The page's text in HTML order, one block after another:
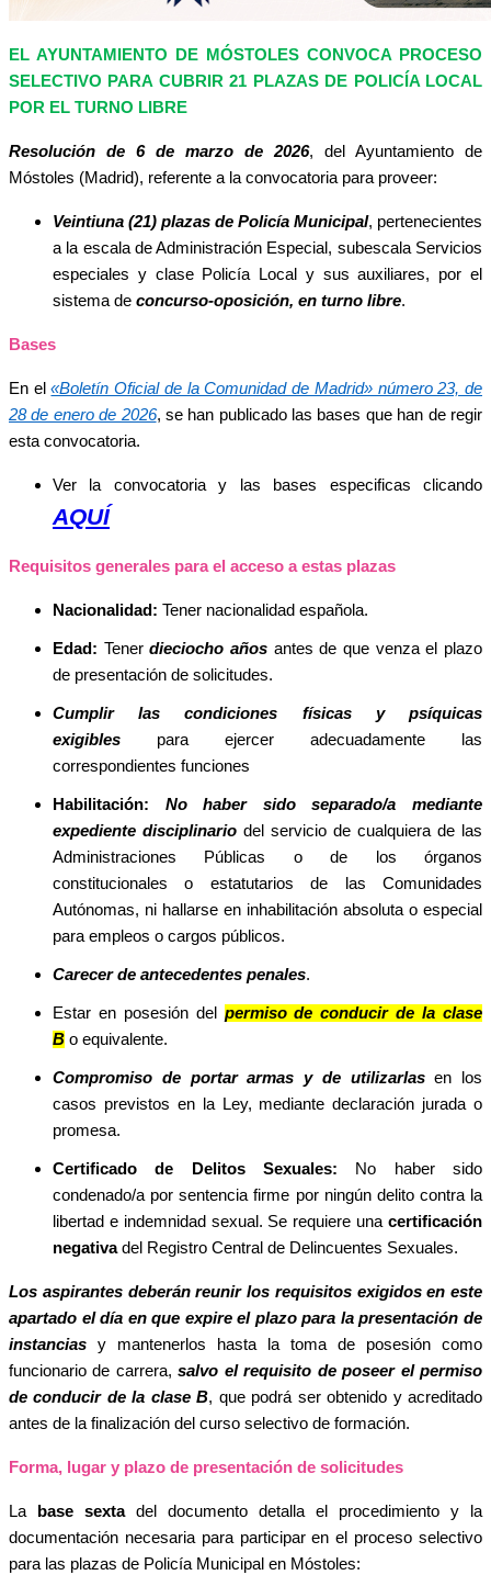
EL AYUNTAMIENTO DE MÓSTOLES CONVOCA PROCESO
SELECTIVO PARA CUBRIR 21 PLAZAS DE POLICÍA LOCAL
POR EL TURNO LIBRE
Resolución de 6 de marzo de 2026, del Ayuntamiento de
Móstoles (Madrid), referente a la convocatoria para proveer:
Veintiuna (21) plazas de Policía Municipal, pertenecientes
a la escala de Administración Especial, subescala Servicios
especiales y clase Policía Local y sus auxiliares, por el
sistema de concurso-oposición, en turno libre.
Bases
En el«Boletín Oficial de la Comunidad de Madrid» número 23, de
28 de enero de 2026, se han publicado las bases que han de regir
esta convocatoria.
Ver la convocatoria y las bases especificas clicando
AQUÍ
Requisitos generales para el acceso a estas plazas
Nacionalidad: Tener nacionalidad española.
Edad: Tenerdieciocho años antes de que venza el plazo
de presentación de solicitudes.
Cumplir las condiciones físicas y psíquicas
exigibles para ejercer adecuadamente las
correspondientes funciones
Habilitación:
No haber sido separado/a mediante
expediente disciplinario del servicio de cualquiera de las
Administraciones Públicas o de los órganos
constitucionales o estatutarios de las Comunidades
Autónomas, ni hallarse en inhabilitación absoluta o especial
para empleos o cargos públicos.
Carecer de antecedentes penales.
Estar en posesión del permiso de conducir de la clase
B o equivalente.
Compromiso de portar armas y de utilizarlasen los
casos previstos en la Ley, mediante declaración jurada o
promesa.
Certificado de Delitos Sexuales: No haber sido
condenado/a por sentencia firme por ningún delito contra la
libertad e indemnidad sexual. Se requiere una certificación
negativadel Registro Central de Delincuentes Sexuales.
Los aspirantes deberán reunir los requisitos exigidos en este
apartado el día en que expire el plazo para la presentación de
instancias y mantenerlos hasta la toma de posesión como
funcionario de carrera,salvo el requisito de poseer el permiso
de conducir de la clase B, que podrá ser obtenido y acreditado
antes de la finalización del curso selectivo de formación.
Forma, lugar y plazo de presentación de solicitudes
La base sextadel documento detalla el procedimiento y la
documentación necesaria para participar en el proceso selectivo
para las plazas de Policía Municipal en Móstoles: